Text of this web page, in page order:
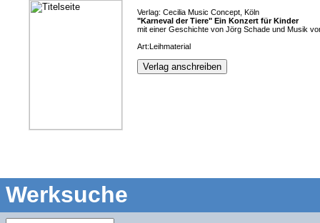
Verlag: Cecilia Music Concept, Köln
"Karneval der Tiere" Ein Konzert für Kinder
mit einer Geschichte von Jörg Schade und Musik
Art:Leihmaterial
Verlag anschreiben
Werksuche